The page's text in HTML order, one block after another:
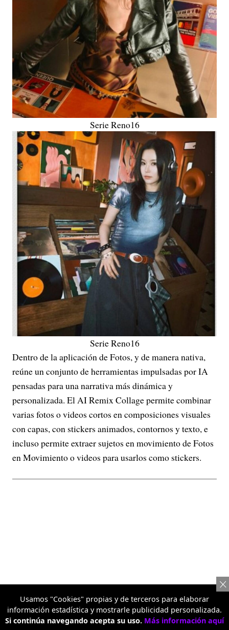
Serie Reno16
Serie Reno16
Dentro de la aplicación de Fotos, y de manera nativa,
reúne un conjunto de herramientas impulsadas por IA
pensadas para una narrativa más dinámica y
personalizada. El AI Remix Collage permite combinar
varias fotos o videos cortos en composiciones visuales
con capas, con stickers animados, contornos y texto, e
incluso permite extraer sujetos en movimiento de Fotos
en Movimiento o videos para usarlos como stickers.
Usamos "Cookies" propias y de terceros para elaborar
información estadística y mostrarle publicidad personalizada.
Si continúa navegando acepta su uso. Más información aquí